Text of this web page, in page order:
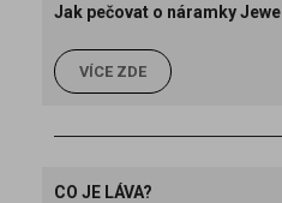
Jak pečovat o náramky
VÍCE ZDE
CO JE LÁVA?